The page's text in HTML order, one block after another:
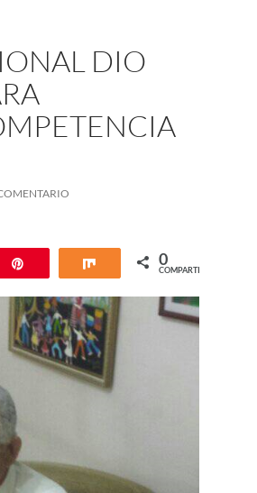
DIO
Compartir
0
COMPARTIR